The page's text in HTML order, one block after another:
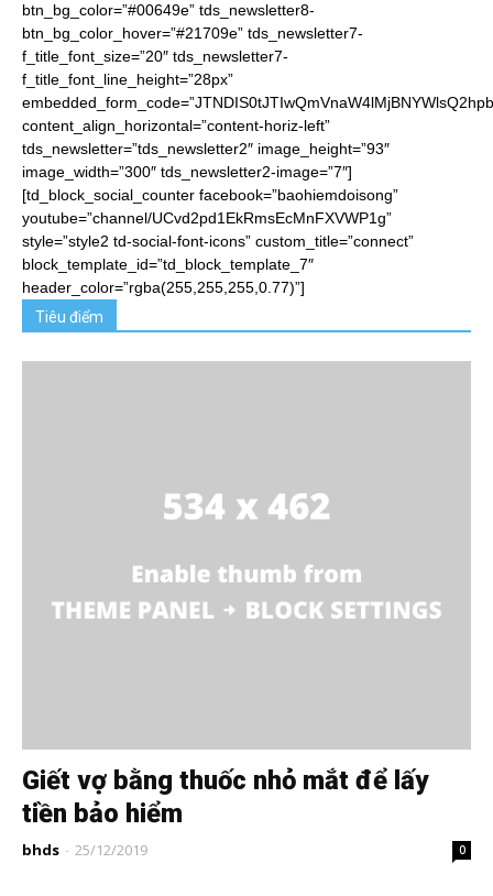
btn_bg_color=”#00649e” tds_newsletter8-
btn_bg_color_hover=”#21709e” tds_newsletter7-
f_title_font_size=”20″ tds_newsletter7-
f_title_font_line_height=”28px”
content_align_horizontal=”content-horiz-left”
tds_newsletter=”tds_newsletter2″ image_height=”93″
image_width=”300″ tds_newsletter2-image=”7″]
[td_block_social_counter facebook=”baohiemdoisong”
youtube=”channel/UCvd2pd1EkRmsEcMnFXVWP1g”
style=”style2 td-social-font-icons” custom_title=”connect”
block_template_id=”td_block_template_7″
header_color=”rgba(255,255,255,0.77)”]
Tiêu điểm
Giết vợ bằng thuốc nhỏ mắt để lấy
tiền bảo hiểm
bhds - 25/12/2019 0